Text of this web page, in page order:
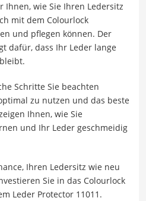
Ihnen, wie Sie Ihren Ledersitz
mit dem Colourlock
und pflegen können. Der
dafür, dass Ihr Leder lange
Schritte Sie beachten
zu nutzen und das beste
Ihnen, wie Sie
und Ihr Leder geschmeidig
Ihren Ledersitz wie neu
Sie in das Colourlock
Leder Protector 11011.